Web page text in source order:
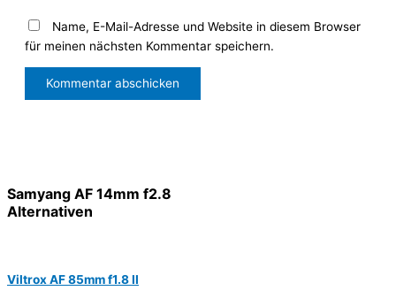
Name, E-Mail-Adresse und Website in diesem Browser
für meinen nächsten Kommentar speichern.
Samyang AF 14mm f2.8
Alternativen
Viltrox AF 85mm f1.8 II